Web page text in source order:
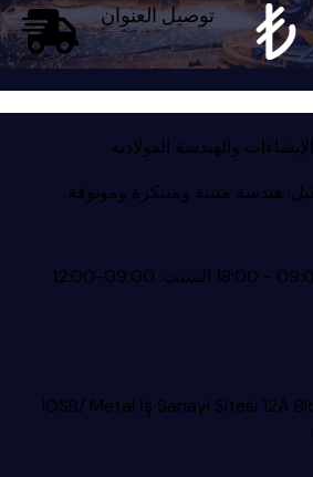
توصيل العنوان
هندسة متينة ومبتكرة وموثوقة.
IOSB/ Metal İş Sanayi Sitesi 12A